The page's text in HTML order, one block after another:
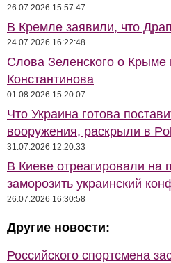
26.07.2026 15:57:47
В Кремле заявили, что
24.07.2026 16:22:48
Слова Зеленского о Крыме
Константинова
01.08.2026 15:20:07
Что Украина готова
вооружения, раскрыли в
31.07.2026 12:20:33
В Киеве отреагировали на
заморозить украинский
26.07.2026 16:30:58
Другие новости:
Российского спортсмена